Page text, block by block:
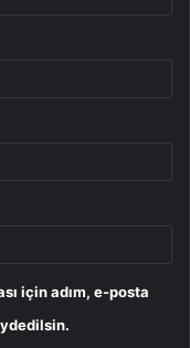
için adım, e-posta